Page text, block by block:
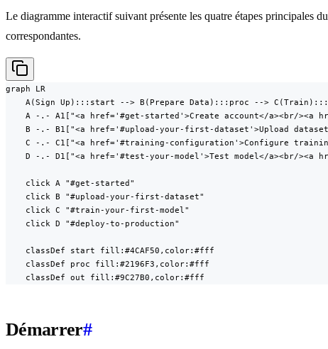
Le diagramme interactif suivant présente les quatre étapes principales
correspondantes.
graph LR
A(Sign Up):::start --> B(Prepare Data):::proc -->
A -.- A1["<a href='#get-started'>Create account</a><br/><a
B -.- B1["<a href='#upload-your-first-dataset'>Upload
C -.- C1["<a href='#training-configuration'>Configure
D -.- D1["<a href='#test-your-model'>Test model</a><br/><a
    click A "#get-started"
    click B "#upload-your-first-dataset"
    click C "#train-your-first-model"
    click D "#deploy-to-production"
    classDef start fill:#4CAF50,color:#fff
    classDef proc fill:#2196F3,color:#fff
    classDef out fill:#9C27B0,color:#fff
Démarrer#